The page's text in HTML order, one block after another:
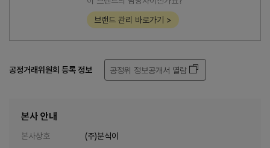
브랜드 관리 바로가기 >
공정거래위원회 등록 정보 공정위 정보공개서 열람
본사 안내
본사상호
(주)분식이